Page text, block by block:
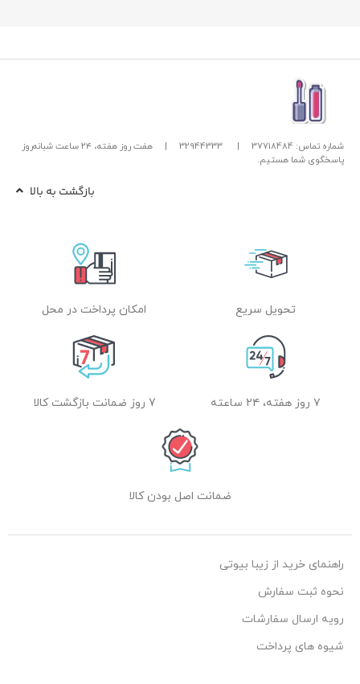
شماره تماس: 37718484 |
32944333
|
هفت روز هفته، ۲۴ ساعت شبانه‌روز
پاسخگوی شما هستیم.
بازگشت به بالا
تحویل سریع امکان پرداخت در محل
۷ روز هفته، ۲۴ ساعته 7 روز ضمانت بازگشت کالا
ضمانت اصل بودن کالا
راهنمای خرید از زیبا بیوتی
نحوه ثبت سفارش
رویه ارسال سفارشات
شیوه های پرداخت